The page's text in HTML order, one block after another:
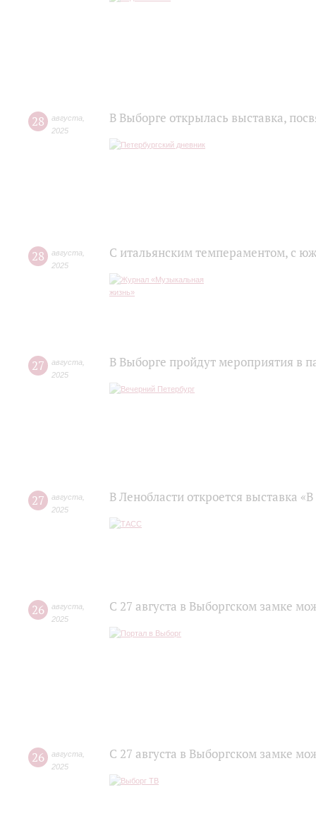
28 августа
2025
В Выборге открылась выставка,
28 августа
2025
С итальянским темпераментом, с
27 августа
2025
В Выборге пройдут мероприятия в
27 августа
2025
В Ленобласти откроется выставка
26 августа
2025
С 27 августа в Выборгском замке
26 августа
2025
С 27 августа в Выборгском замке